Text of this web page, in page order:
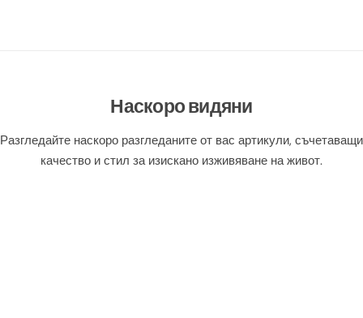
Наскоро видяни
Разгледайте наскоро разгледаните от вас артикули, съчетаващи
качество и стил за изискано изживяване на живот.